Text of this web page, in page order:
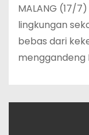
MALANG (17/
lingkungan
bebas dari
menggandeng